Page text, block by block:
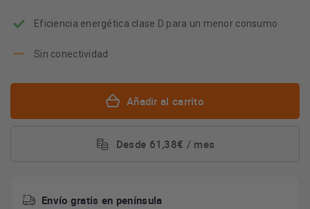
Eficiencia energética clase D para un menor consumo
Sin conectividad
Añadir al carrito
Desde 61,38€ / mes
Envío gratis en península